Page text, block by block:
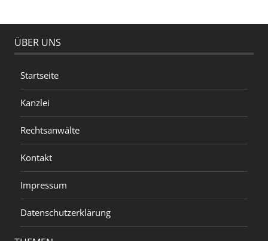
ÜBER UNS
Startseite
Kanzlei
Rechtsanwälte
Kontakt
Impressum
Datenschutzerklärung